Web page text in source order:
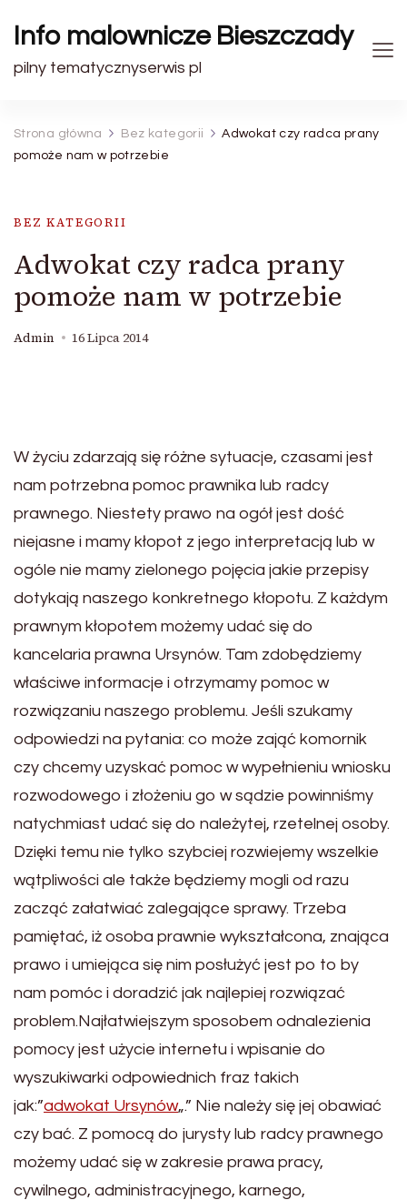
Info malownicze Bieszczady
pilny tematycznyserwis pl
Strona główna Bez kategorii
Adwokat czy radca prany
pomoże nam w potrzebie
BEZ KATEGORII
Adwokat czy radca prany
pomoże nam w potrzebie
Admin 16 Lipca 2014
W życiu zdarzają się różne sytuacje, czasami jest
nam potrzebna pomoc prawnika lub radcy
prawnego. Niestety prawo na ogół jest dość
niejasne i mamy kłopot z jego interpretacją lub w
ogóle nie mamy zielonego pojęcia jakie przepisy
dotykają naszego konkretnego kłopotu. Z każdym
prawnym kłopotem możemy udać się do
kancelaria prawna Ursynów. Tam zdobędziemy
właściwe informacje i otrzymamy pomoc w
rozwiązaniu naszego problemu. Jeśli szukamy
odpowiedzi na pytania: co może zająć komornik
czy chcemy uzyskać pomoc w wypełnieniu wniosku
rozwodowego i złożeniu go w sądzie powinniśmy
natychmiast udać się do należytej, rzetelnej osoby.
Dzięki temu nie tylko szybciej rozwiejemy wszelkie
wątpliwości ale także będziemy mogli od razu
zacząć załatwiać zalegające sprawy. Trzeba
pamiętać, iż osoba prawnie wykształcona, znająca
prawo i umiejąca się nim posłużyć jest po to by
nam pomóc i doradzić jak najlepiej rozwiązać
problem.Najłatwiejszym sposobem odnalezienia
pomocy jest użycie internetu i wpisanie do
wyszukiwarki odpowiednich fraz takich
jak:”adwokat Ursynów„.” Nie należy się jej obawiać
czy bać. Z pomocą do jurysty lub radcy prawnego
możemy udać się w zakresie prawa pracy,
cywilnego, administracyjnego, karnego,